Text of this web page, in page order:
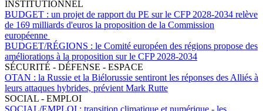
INSTITUTIONNEL
BUDGET : un projet de rapport du PE sur le CFP 2028-2034 relève
de 169 milliards d'euros la proposition de la Commission
européenne
BUDGET/RÉGIONS : le Comité européen des régions propose des
améliorations à la proposition sur le CFP 2028-2034
SÉCURITÉ - DÉFENSE - ESPACE
OTAN : la Russie et la Biélorussie sentiront les réponses des Alliés à
leurs attaques hybrides, prévient Mark Rutte
SOCIAL - EMPLOI
SOCIAL/EMPLOI : transition climatique et numérique - les